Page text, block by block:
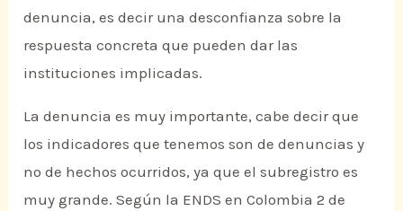
denuncia, es decir una desconfianza sobre la
respuesta concreta que pueden dar las
instituciones implicadas.
La denuncia es muy importante, cabe decir que
los indicadores que tenemos son de denuncias y
no de hechos ocurridos, ya que el subregistro es
muy grande. Según la ENDS en Colombia 2 de